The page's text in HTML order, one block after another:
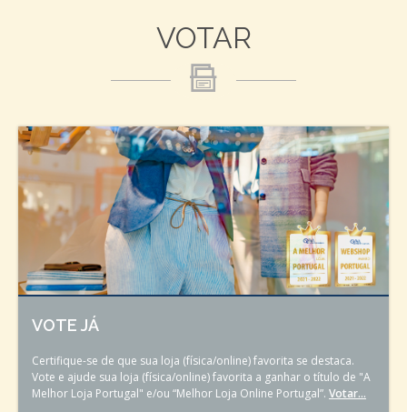
VOTAR
VOTE JÁ
Certifique-se de que sua loja (física/online) favorita se destaca.
Vote e ajude sua loja (física/online) favorita a ganhar o título de "A
Melhor Loja Portugal" e/ou “Melhor Loja Online Portugal”. Votar...